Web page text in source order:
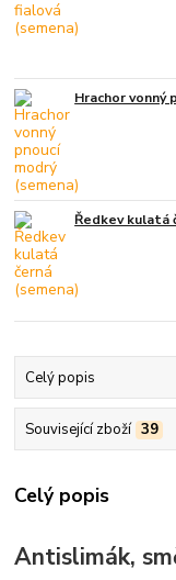
Hrachor vonný
Ředkev kulatá
Celý popis
Související zboží 39
Celý popis
Antislimák,